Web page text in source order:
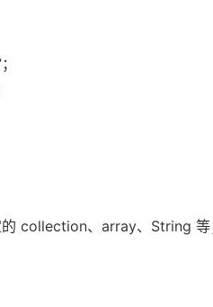
的 collection、array、String